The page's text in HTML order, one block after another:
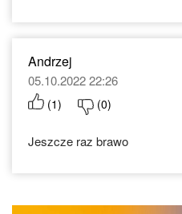
Andrzej
05.10.2022 22:26
(1) (0)
Jeszcze raz brawo